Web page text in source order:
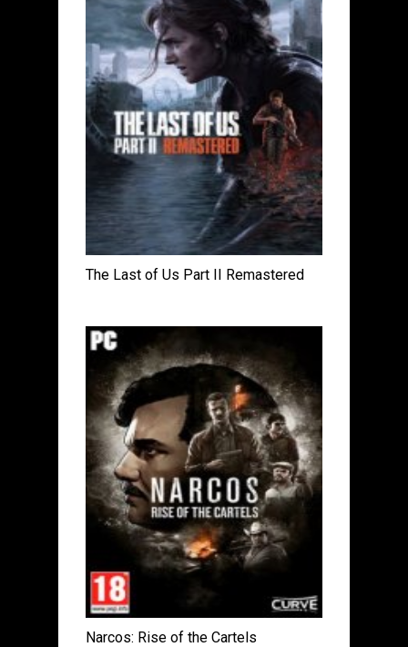
The Last of Us Part II Remastered
Narcos: Rise of the Cartels